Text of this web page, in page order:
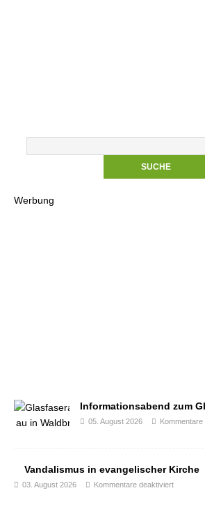
Werbung
Informationsabend zum
05. August 2026
Vandalismus in evangelischer Kirche
03. August 2026 Kommentare deaktiviert